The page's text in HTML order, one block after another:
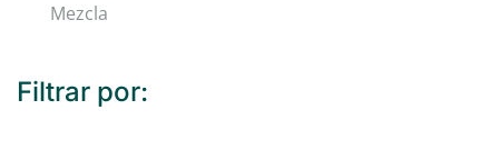
Mezcla
Filtrar por: